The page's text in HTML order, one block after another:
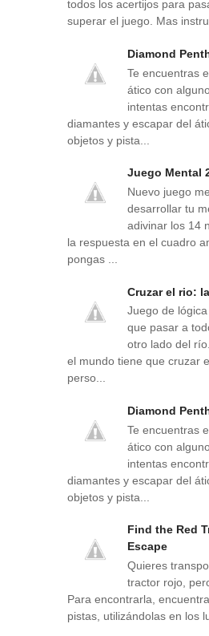
todos los acertijos para
superar el juego. Mas
Diamond
Te encuentras
ático con
intentas
diamantes y escapar del
objetos y pista...
Juego Mental
Nuevo juego
desarrollar tu
adivinar los 14
la respuesta en el cuadro
pongas ...
Cruzar el rio:
Juego de
que pasar a
otro lado del
el mundo tiene que cruzar
perso...
Diamond
Te encuentras
ático con
intentas
diamantes y escapar del
objetos y pista...
Find the Red
Escape
Quieres
tractor rojo,
Para encontrarla,
pistas, utilizándolas en los